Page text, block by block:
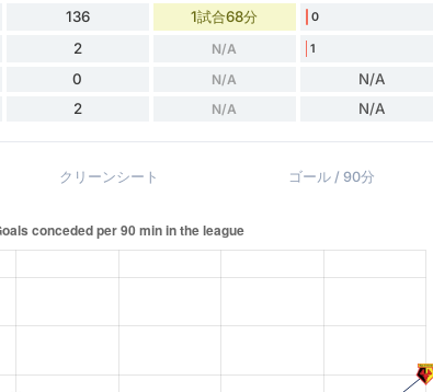
136 1試合68分 0
2 N/A 1
0 N/A N/A
2 N/A N/A
クリーンシート ゴール / 90分